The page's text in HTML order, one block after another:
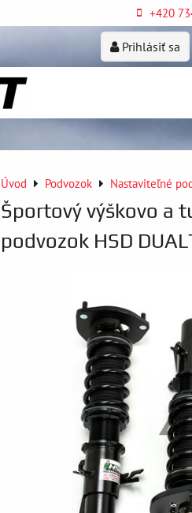
+420
Prihlásiť sa
Úvod Podvozok Nastaviteľné
Športový výškovo a
podvozok HSD